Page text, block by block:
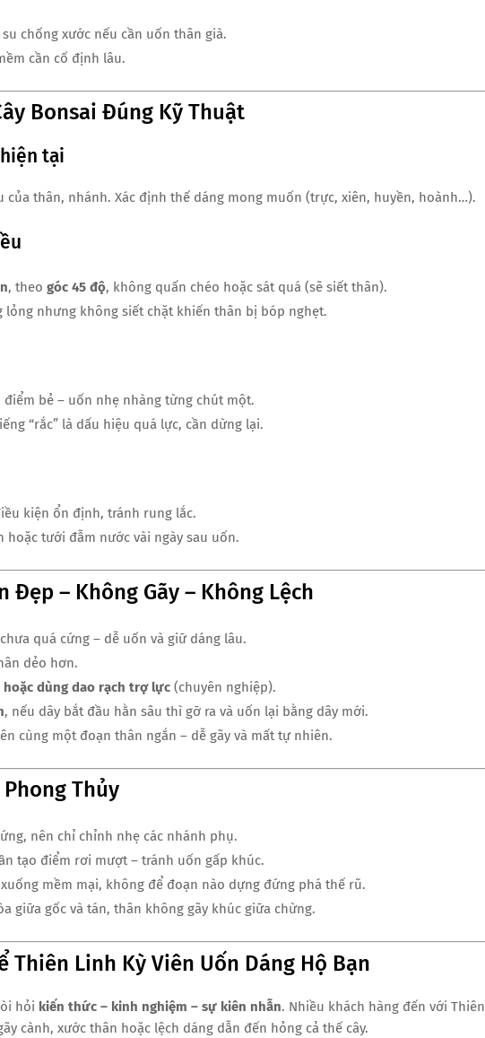
chống xước nếu cần uốn thân già.
cần cố định lâu.
Bonsai Đúng Kỹ Thuật
tại
của thân, nhánh. Xác định thế dáng mong muốn (trực, xiên, huyền, hoành…).
, theo góc 45 độ, không quấn chéo hoặc sát quá (sẽ siết thân).
lỏng nhưng không siết chặt khiến thân bị bóp nghẹt.
điểm bẻ – uốn nhẹ nhàng từng chút một.
“rắc” là dấu hiệu quá lực, cần dừng lại.
kiện ổn định, tránh rung lắc.
hoặc tưới đẫm nước vài ngày sau uốn.
Đẹp – Không Gãy – Không Lệch
quá cứng – dễ uốn và giữ dáng lâu.
dẻo hơn.
dùng dao rạch trợ lực (chuyên nghiệp).
, nếu dây bắt đầu hằn sâu thì gỡ ra và uốn lại bằng dây mới.
cùng một đoạn thân ngắn – dễ gãy và mất tự nhiên.
Thủy
nên chỉ chỉnh nhẹ các nhánh phụ.
tạo điểm rơi mượt – tránh uốn gấp khúc.
mềm mại, không để đoạn nào dựng đứng phá thế rũ.
giữa gốc và tán, thân không gãy khúc giữa chừng.
Thiên Linh Kỳ Viên Uốn Dáng Hộ Bạn
hỏi kiến thức – kinh nghiệm – sự kiên nhẫn. Nhiều khách hàng đến với Thiên
cành, xước thân hoặc lệch dáng dẫn đến hỏng cả thế cây.